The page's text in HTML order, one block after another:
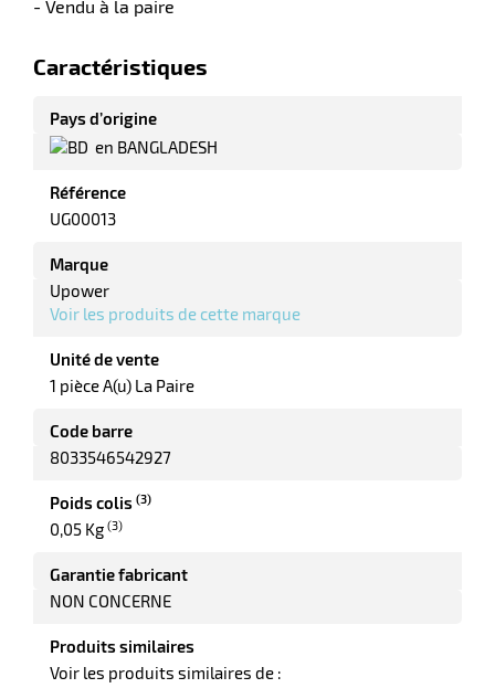
- Vendu à la paire
Caractéristiques
Pays d’origine
en BANGLADESH
Référence
UG00013
Marque
Upower
Voir les produits de cette marque
Unité de vente
1 pièce A(u) La Paire
Code barre
8033546542927
Poids colis (3)
0,05 Kg (3)
Garantie fabricant
NON CONCERNE
Produits similaires
Voir les produits similaires de :